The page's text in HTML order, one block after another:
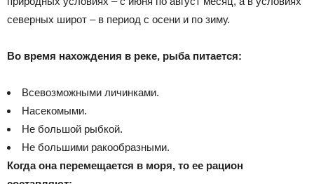
северных широт – в период с осени и по зиму.
Во время нахождения в реке, рыба питается:
Всевозможными личинками.
Насекомыми.
Не большой рыбкой.
Не большими ракообразными.
Когда она перемещается в моря, то ее рацион